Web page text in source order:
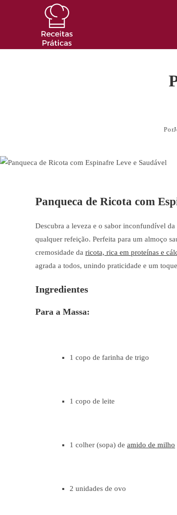
Por
Panqueca de Ricota com
Descubra a leveza e o sabor inconfundível da
qualquer refeição. Perfeita para um almoço
cremosidade da ricota, rica em proteínas e
agrada a todos, unindo praticidade e um
Ingredientes
Para a Massa:
1 copo de farinha de trigo
1 copo de leite
1 colher (sopa) de amido de milho
2 unidades de ovo